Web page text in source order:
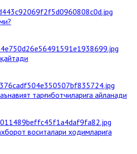
тарғиботчиларига айланади
воситалари ходимларига